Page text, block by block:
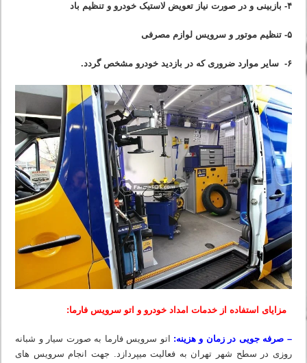
۴- بازبینی و در صورت نیاز تعویض لاستیک خودرو و تنظیم باد
۵- تنظیم موتور و سرویس لوازم مصرفی
۶- سایر موارد ضروری که در بازدید خودرو مشخص گردد.
مزایای استفاده از خدمات امداد خودرو و اتو سرویس فارما:
– صرفه جویی در زمان و هزینه: اتو سرویس فارما به صورت سیار و شبانه
روزی در سطح شهر تهران به فعالیت میپردازد. جهت انجام سرویس های